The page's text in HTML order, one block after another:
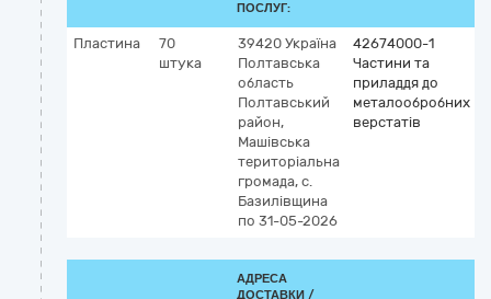
ПОСЛУГ:
Пластина
70
штука
39420 Україна
Полтавська
область
Полтавський
район,
Машівська
територіальна
громада, с.
Базилівщина
по 31-05-2026
42674000-1
Частини та
приладдя до
металообробних
верстатів
АДРЕСА
ДОСТАВКИ /